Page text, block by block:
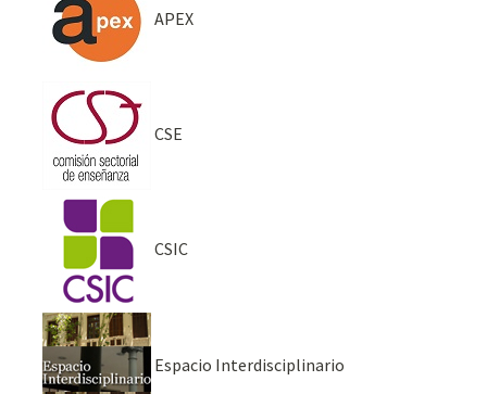
APEX
CSE
CSIC
Espacio Interdisciplinario